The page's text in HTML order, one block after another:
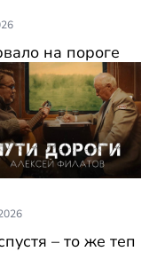
на пороге
– то же теп